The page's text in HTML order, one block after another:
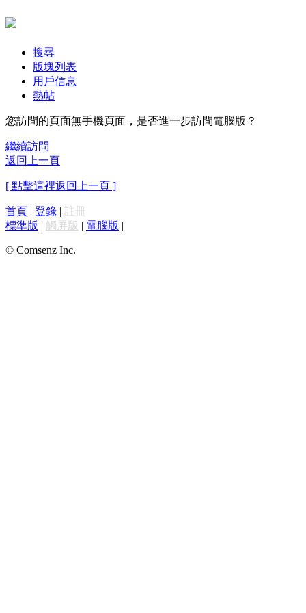
搜尋
版塊列表
用戶信息
熱帖
您訪問的頁面無手機頁面，是否進一步訪問電腦版？
繼續訪問
返回上一頁
[ 點擊這裡返回上一頁 ]
首頁 | 登錄 | 註冊
標準版 | 觸屏版 | 電腦版 |
© Comsenz Inc.